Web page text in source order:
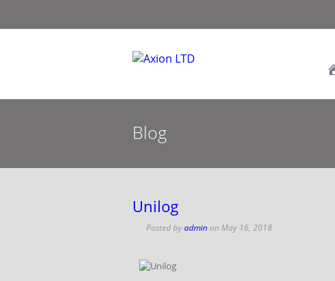
Blog
Unilog
Posted byadminon May 16, 2018